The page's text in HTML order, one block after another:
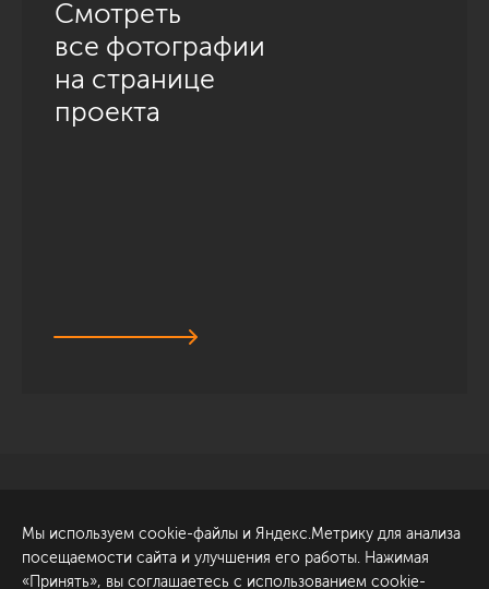
Смотреть
все фотографии
на странице
проекта
Обсудить проект
ул. Академика Павлова, 6
к1
Мы используем cookie-файлы и Яндекс.Метрику для анализа
посещаемости сайта и улучшения его работы. Нажимая
«Принять», вы соглашаетесь с использованием cookie-